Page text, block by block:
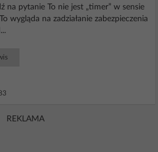
na pytanie To nie jest „timer” w sensie
wygląda na zadziałanie zabezpieczenia
REKLAMA